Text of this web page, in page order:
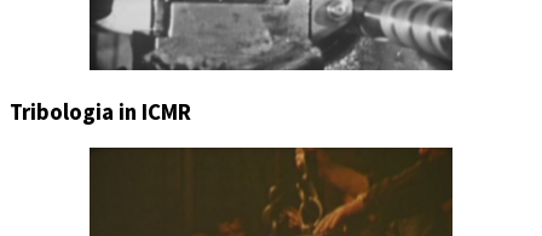
Tribologia in ICMR